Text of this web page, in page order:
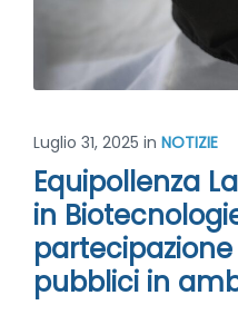
Luglio 31, 2025 in NOTIZIE
Equipollenza
in
pubblici in